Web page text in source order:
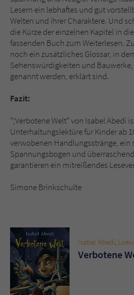
Lesern ein lebhaftes und gut
Welten und ihrer Charaktere. Und
die Kürze der einzelnen Kapitel in
fassenden Buch zum Weiterlesen.
noch ein zusätzliches Glossar, in
Sehenswürdigkeiten und
genannt werden, erklärt sind.
Fazit:
";Verbotene Welt" von Isabel Abedi
Unterhaltungslektüre für Kinder ab
verwobenen Handlungsstränge, ein
Spannungsbogen und
garantieren ein mitreißendes
Simone Brinkschulte
Isabel Abedi,
Verbotene